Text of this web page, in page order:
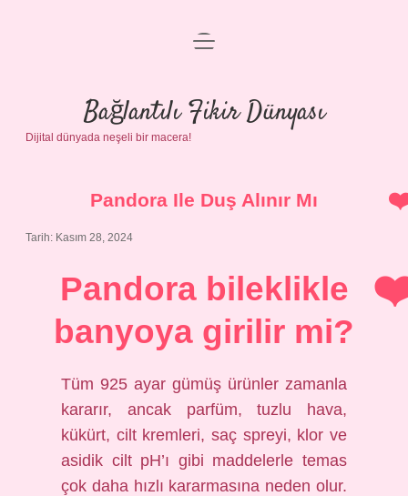
Anasayfa
Gizlilik Politikası
Yasal Uyarı
menüyü
Bağlantılı Fikir Dünyası
Dijital dünyada neşeli bir macera!
Pandora Ile Duş Alınır Mı
Tarih: Kasım 28, 2024
Pandora bileklikle
banyoya girilir mi?
Tüm 925 ayar gümüş ürünler zamanla
kararır, ancak parfüm, tuzlu hava,
kükürt, cilt kremleri, saç spreyi, klor ve
asidik cilt pH’ı gibi maddelerle temas
çok daha hızlı kararmasına neden olur.